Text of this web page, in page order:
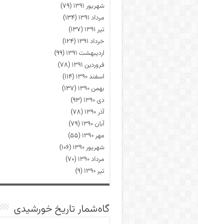
شهریور ۱۳۹۱
(۷۹)
مرداد ۱۳۹۱
(۱۳۴)
تیر ۱۳۹۱
(۱۳۷)
خرداد ۱۳۹۱
(۱۲۴)
اردیبهشت ۱۳۹۱
(۹۹)
فروردین ۱۳۹۱
(۷۸)
اسفند ۱۳۹۰
(۱۱۴)
بهمن ۱۳۹۰
(۱۳۷)
دی ۱۳۹۰
(۹۳)
آذر ۱۳۹۰
(۷۸)
آبان ۱۳۹۰
(۷۹)
مهر ۱۳۹۰
(۵۵)
شهریور ۱۳۹۰
(۱۰۶)
مرداد ۱۳۹۰
(۷۰)
تیر ۱۳۹۰
(۹)
گاه‌شمار تاریخ خورشیدی